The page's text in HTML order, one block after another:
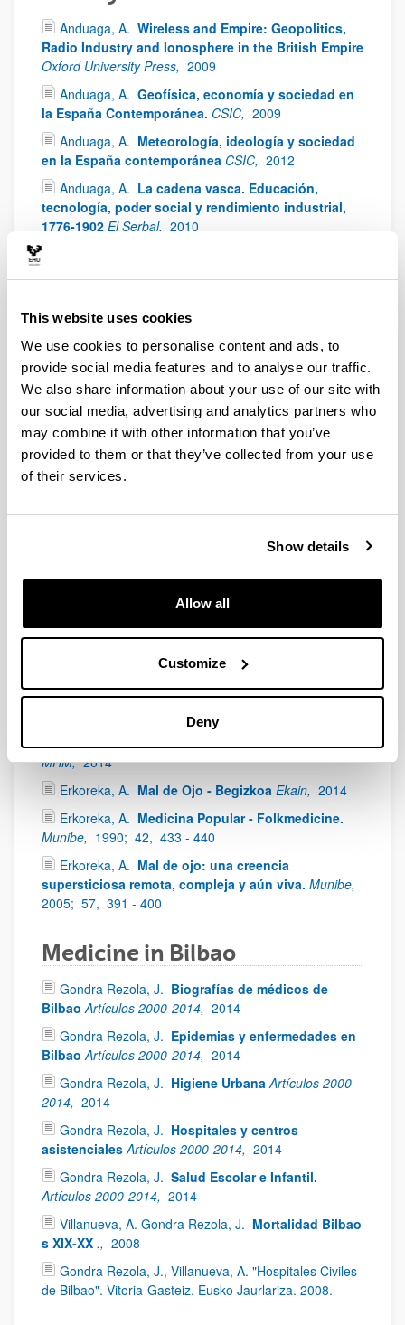
This website uses cookies
We use cookies to personalise content and ads, to
provide social media features and to analyse our traffic.
We also share information about your use of our site with
our social media, advertising and analytics partners who
may combine it with other information that you’ve
provided to them or that they’ve collected from your use
of their services.
Show details
Allow all
Customize
Deny
Anduaga, A. Wireless and Empire: Geopolitics,
Radio Industry and Ionosphere in the British Empire
Oxford University Press, 2009
Anduaga, A. Geofísica, economía y sociedad en
la España Contemporánea. CSIC, 2009
Anduaga, A. Meteorología, ideología y sociedad
en la España contemporánea CSIC, 2012
Anduaga, A. La cadena vasca. Educación,
tecnología, poder social y rendimiento industrial,
1776-1902 El Serbal, 2010
1918 Influenza Pandemic
The Spanish influenza pandemic in
Occidental Europe and Victim Age
Authors:
Erkoreka, A.
Year:
Volume:
81 - 89
Folk Medicine
Erkoreka A. Análisis medicina popular Vasca
MHM, 2014
Erkoreka, A. Mal de Ojo - Begizkoa Ekain, 2014
Erkoreka, A. Medicina Popular - Folkmedicine.
Munibe, 1990; 42, 433 - 440
Erkoreka, A. Mal de ojo: una creencia
supersticiosa remota, compleja y aún viva. Munibe,
2005; 57, 391 - 400
Medicine in Bilbao
Gondra Rezola, J. Biografías de médicos de
Bilbao Artículos 2000-2014, 2014
Gondra Rezola, J. Epidemias y enfermedades en
Bilbao Artículos 2000-2014, 2014
Gondra Rezola, J. Higiene Urbana Artículos 2000-
2014, 2014
Gondra Rezola, J. Hospitales y centros
asistenciales Artículos 2000-2014, 2014
Gondra Rezola, J. Salud Escolar e Infantil.
Artículos 2000-2014, 2014
Villanueva, A. Gondra Rezola, J. Mortalidad Bilbao
s XIX-XX ., 2008
Gondra Rezola, J., Villanueva, A. "Hospitales Civiles
de Bilbao". Vitoria-Gasteiz. Eusko Jaurlariza. 2008.